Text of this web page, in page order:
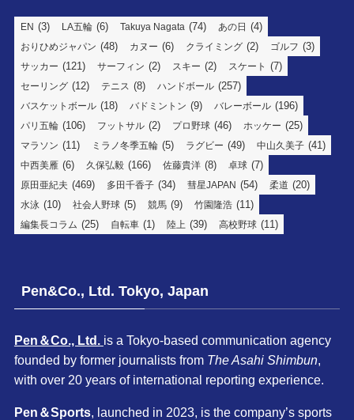
EN (3) LA五輪 (6) Takuya Nagata (74) あの日 (4)
おりひめジャパン (48) カヌー (6) クライミング (2) ゴルフ (3)
サッカー (121) サーフィン (2) スキー (2) スケート (7)
セーリング (12) テニス (8) ハンドボール (257)
バスケットボール (18) バドミントン (9) バレーボール (196)
パリ五輪 (106) フットサル (2) プロ野球 (46) ホッケー (25)
マラソン (11) ミラノ冬季五輪 (5) ラグビー (49) 中山久美子 (41)
中西美雁 (6) 久保弘毅 (166) 佐藤貴洋 (8) 卓球 (7)
原田亜紀夫 (469) 多田千香子 (34) 彗星JAPAN (54) 柔道 (20)
水泳 (10) 社会人野球 (5) 競馬 (9) 竹園隆浩 (11)
編集長コラム (25) 自転車 (1) 陸上 (39) 高校野球 (11)
Pen&Co., Ltd. Tokyo, Japan
Pen＆Co., Ltd. is a Tokyo-based communication agency
founded by former journalists from The Asahi Shimbun,
with over 20 years of international reporting experience.
Pen＆Sports, launched in 2023, is the company’s sports